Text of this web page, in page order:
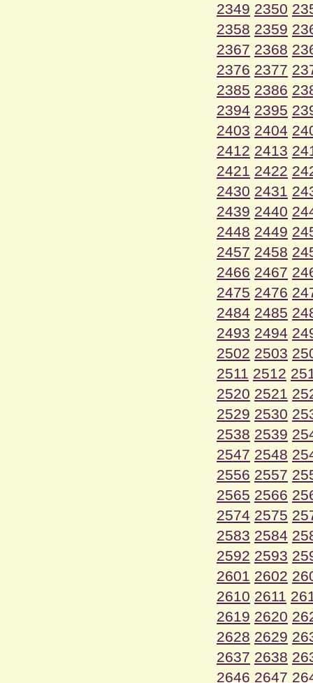
2349 2350
2358 2359
2367 2368
2376 2377
2385 2386
2394 2395
2403 2404
2412 2413
2421 2422
2430 2431
2439 2440
2448 2449
2457 2458
2466 2467
2475 2476
2484 2485
2493 2494
2502 2503
2511 2512
2520 2521
2529 2530
2538 2539
2547 2548
2556 2557
2565 2566
2574 2575
2583 2584
2592 2593
2601 2602
2610 2611
2619 2620
2628 2629
2637 2638
2646 2647